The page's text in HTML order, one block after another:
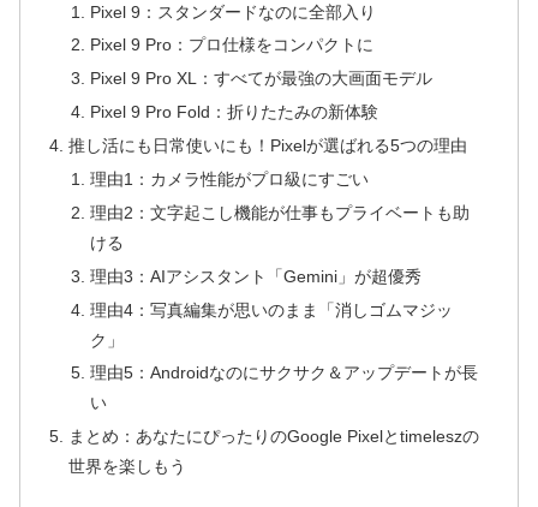
Pixel 9：スタンダードなのに全部入り
Pixel 9 Pro：プロ仕様をコンパクトに
Pixel 9 Pro XL：すべてが最強の大画面モデル
Pixel 9 Pro Fold：折りたたみの新体験
推し活にも日常使いにも！Pixelが選ばれる5つの理由
理由1：カメラ性能がプロ級にすごい
理由2：文字起こし機能が仕事もプライベートも助
ける
理由3：AIアシスタント「Gemini」が超優秀
理由4：写真編集が思いのまま「消しゴムマジッ
ク」
理由5：Androidなのにサクサク＆アップデートが長
い
まとめ：あなたにぴったりのGoogle Pixelとtimeleszの
世界を楽しもう